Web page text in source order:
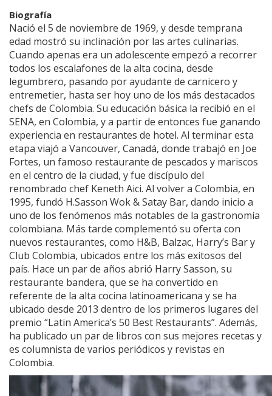
Biografía
Nació el 5 de noviembre de 1969, y desde temprana
edad mostró su inclinación por las artes culinarias.
Cuando apenas era un adolescente empezó a recorrer
todos los escalafones de la alta cocina, desde
legumbrero, pasando por ayudante de carnicero y
entremetier, hasta ser hoy uno de los más destacados
chefs de Colombia. Su educación básica la recibió en el
SENA, en Colombia, y a partir de entonces fue ganando
experiencia en restaurantes de hotel. Al terminar esta
etapa viajó a Vancouver, Canadá, donde trabajó en Joe
Fortes, un famoso restaurante de pescados y mariscos
en el centro de la ciudad, y fue discípulo del
renombrado chef Keneth Aici. Al volver a Colombia, en
1995, fundó H.Sasson Wok & Satay Bar, dando inicio a
uno de los fenómenos más notables de la gastronomía
colombiana. Más tarde complementó su oferta con
nuevos restaurantes, como H&B, Balzac, Harry’s Bar y
Club Colombia, ubicados entre los más exitosos del
país. Hace un par de años abrió Harry Sasson, su
restaurante bandera, que se ha convertido en
referente de la alta cocina latinoamericana y se ha
ubicado desde 2013 dentro de los primeros lugares del
premio “Latin America’s 50 Best Restaurants”. Además,
ha publicado un par de libros con sus mejores recetas y
es columnista de varios periódicos y revistas en
Colombia.